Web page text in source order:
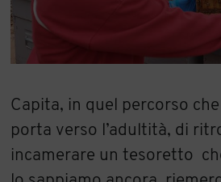
Capita, in quel percorso
porta verso l’adultità, di
incamerare un tesoretto